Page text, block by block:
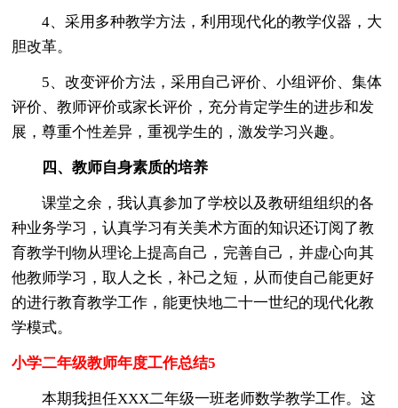
4、采用多种教学方法，利用现代化的教学仪器，大
胆改革。
5、改变评价方法，采用自己评价、小组评价、集体
评价、教师评价或家长评价，充分肯定学生的进步和发
展，尊重个性差异，重视学生的，激发学习兴趣。
四、教师自身素质的培养
课堂之余，我认真参加了学校以及教研组组织的各
种业务学习，认真学习有关美术方面的知识还订阅了教
育教学刊物从理论上提高自己，完善自己，并虚心向其
他教师学习，取人之长，补己之短，从而使自己能更好
的进行教育教学工作，能更快地二十一世纪的现代化教
学模式。
小学二年级教师年度工作总结5
本期我担任XXX二年级一班老师数学教学工作。这